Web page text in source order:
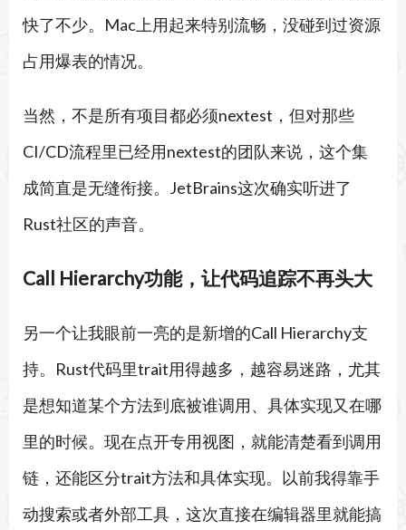
快了不少。Mac上用起来特别流畅，没碰到过资源
占用爆表的情况。
当然，不是所有项目都必须nextest，但对那些
CI/CD流程里已经用nextest的团队来说，这个集
成简直是无缝衔接。JetBrains这次确实听进了
Rust社区的声音。
Call Hierarchy功能，让代码追踪不再头大
另一个让我眼前一亮的是新增的Call Hierarchy支
持。Rust代码里trait用得越多，越容易迷路，尤其
是想知道某个方法到底被谁调用、具体实现又在哪
里的时候。现在点开专用视图，就能清楚看到调用
链，还能区分trait方法和具体实现。以前我得靠手
动搜索或者外部工具，这次直接在编辑器里就能搞